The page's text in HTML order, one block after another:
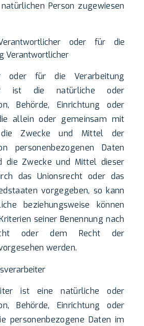
Person zugewiesen
oder für die
Verantwortlicher
oder für die Verarbeitung
ist die natürliche oder
Behörde, Einrichtung oder
allein oder gemeinsam mit
Zwecke und Mittel der
personenbezogenen Daten
die Zwecke und Mittel dieser
das Unionsrecht oder das
vorgegeben, so kann
beziehungsweise können
seiner Benennung nach
oder dem Recht der
werden.
ist eine natürliche oder
Behörde, Einrichtung oder
personenbezogene Daten im